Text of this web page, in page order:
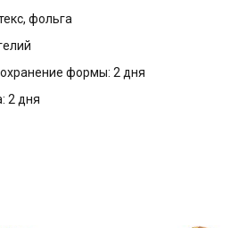
фольга
формы: 2 дня
2 дня